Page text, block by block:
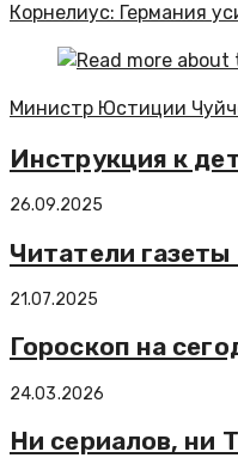
Корнелиус: Германия
Министр Юстиции
Инструкция к
26.09.2025
Читатели
21.07.2025
Гороскоп на
24.03.2026
Ни сериалов, ни